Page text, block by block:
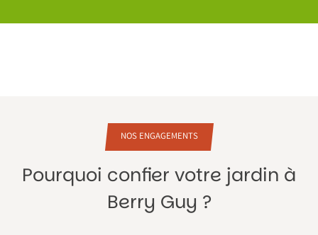
NOS ENGAGEMENTS
Pourquoi confier votre jardin à
Berry Guy ?